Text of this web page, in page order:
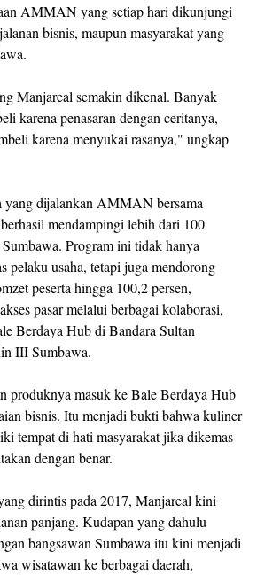
AMMAN yang setiap hari dikunjungi
bisnis, maupun masyarakat yang
Manjareal semakin dikenal. Banyak
karena penasaran dengan ceritanya,
karena menyukai rasanya," ungkap
yang dijalankan AMMAN bersama
mendampingi lebih dari 100
Program ini tidak hanya
pelaku usaha, tetapi juga mendorong
peserta hingga 100,2 persen,
pasar melalui berbagai kolaborasi,
Berdaya Hub di Bandara Sultan
III Sumbawa.
produknya masuk ke Bale Berdaya Hub
bisnis. Itu menjadi bukti bahwa kuliner
tempat di hati masyarakat jika dikemas
dengan benar.
dirintis pada 2017, Manjareal kini
panjang. Kudapan yang dahulu
bangsawan Sumbawa itu kini menjadi
wisatawan ke berbagai daerah,